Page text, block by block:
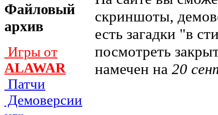
Файловый
архив
Игры от
ALAWAR
Патчи
Демоверсии
скриншоты,
есть загадки "в
посмотреть
намечен на 20